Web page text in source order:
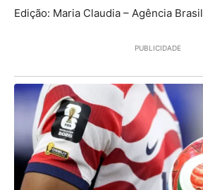
Edição: Maria Claudia – Agência Brasil
PUBLICIDADE